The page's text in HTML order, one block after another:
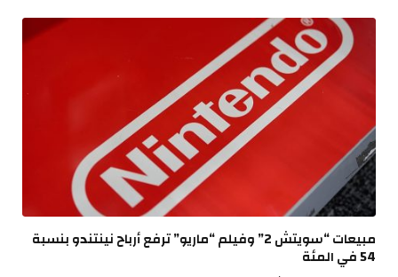
مبيعات “سويتش 2” وفيلم “ماريو” ترفع أرباح نينتندو بنسبة
54 في المئة